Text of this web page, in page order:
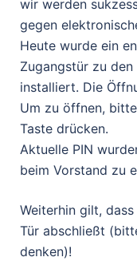
wir werden
gegen
Heute wurde ein
Zugangstür zu
installiert. Die
Um zu öffnen,
Taste drücken.
Aktuelle PIN
beim Vorstand zu
Weiterhin gilt,
Tür abschließt
denken)!